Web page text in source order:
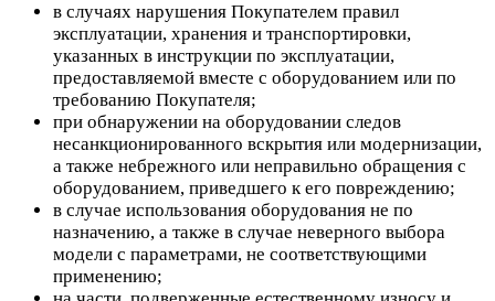
в случаях нарушения Покупателем правил
эксплуатации, хранения и транспортировки,
указанных в инструкции по эксплуатации,
предоставляемой вместе с оборудованием или по
требованию Покупателя;
при обнаружении на оборудовании следов
несанкционированного вскрытия или модернизации,
а также небрежного или неправильно обращения с
оборудованием, приведшего к его повреждению;
в случае использования оборудования не по
назначению, а также в случае неверного выбора
модели с параметрами, не соответствующими
применению;